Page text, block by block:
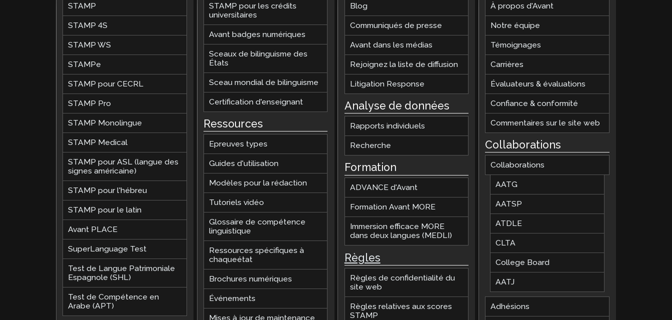
STAMP
STAMP 4S
STAMP WS
STAMPe
STAMP pour CECRL
STAMP Pro
STAMP Monolingue
STAMP Medical
STAMP pour ASL (langue des
signes américaine)
STAMP pour l'hébreu
STAMP pour le latin
Avant PLACE
SuperLanguage Test
Test de Langue Patrimoniale
Espagnole (SHL)
Test de Compétence en
Arabe (APT)
STAMP pour les crédits
universitaires
Avant badges numériques
Sceaux de bilinguisme des
États
Sceau mondial de bilinguisme
Certification d'enseignant
Ressources
Epreuves types
Guides d'utilisation
Modèles pour la rédaction
Tutoriels vidéo
Glossaire de compétence
linguistique
Ressources spécifiques à
chaqueétat
Brochures numériques
Événements
Mises à jour de maintenance
Blog
Communiqués de presse
Avant dans les médias
Rejoignez la liste de diffusion
Litigation Response
Analyse de données
Rapports individuels
Recherche
Formation
ADVANCE d'Avant
Formation Avant MORE
Immersion efficace MORE
dans deux langues (MEDLI)
Règles
Règles de confidentialité du
site web
Règles relatives aux scores
STAMP
À propos d'Avant
Notre équipe
Témoignages
Carrières
Évaluateurs & évaluations
Confiance & conformité
Commentaires sur le site web
Collaborations
Collaborations
AATG
AATSP
ATDLE
CLTA
College Board
AATJ
Adhésions